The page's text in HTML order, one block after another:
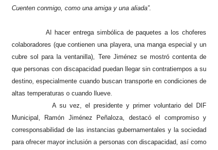
Cuenten conmigo, como una amiga y una aliada”.
Al hacer entrega simbólica de paquetes a los choferes
colaboradores (que contienen una playera, una manga especial y un
cubre sol para la ventanilla), Tere Jiménez se mostró contenta de
que personas con discapacidad puedan llegar sin contratiempos a su
destino, especialmente cuando buscan transporte en condiciones de
altas temperaturas o cuando llueve.
A su vez, el presidente y primer voluntario del DIF
Municipal, Ramón Jiménez Peñaloza, destacó el compromiso y
corresponsabilidad de las instancias gubernamentales y la sociedad
para ofrecer mayor inclusión a personas con discapacidad, así como